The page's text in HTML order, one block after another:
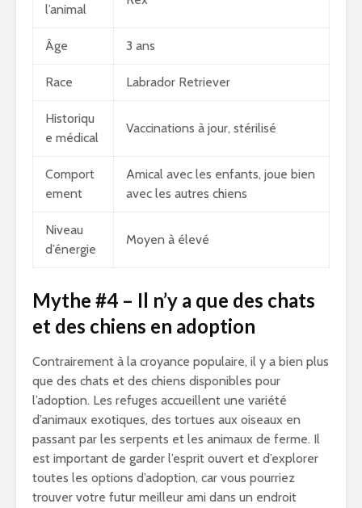
l’animal
Âge 3 ans
Race Labrador Retriever
Historiqu
e médical
Vaccinations à jour, stérilisé
Comport
ement
Amical avec les enfants, joue bien
avec les autres chiens
Niveau
d’énergie
Moyen à élevé
Mythe #4 – Il n’y a que des chats
et des chiens en adoption
Contrairement à la croyance populaire, il y a bien plus
que des chats et des chiens disponibles pour
l’adoption. Les refuges accueillent une variété
d’animaux exotiques, des tortues aux oiseaux en
passant par les serpents et les animaux de ferme. Il
est important de garder l’esprit ouvert et d’explorer
toutes les options d’adoption, car vous pourriez
trouver votre futur meilleur ami dans un endroit